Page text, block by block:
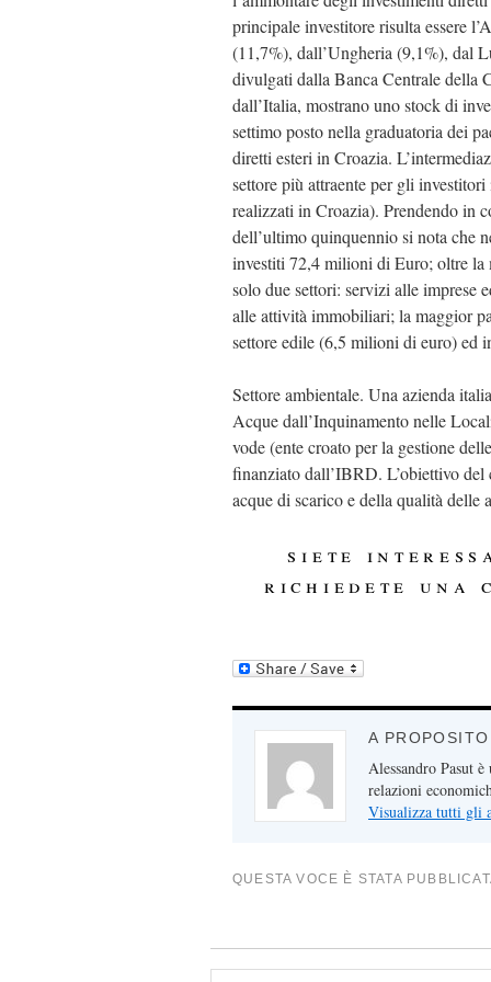
principale investitore risulta essere
(11,7%), dall’Ungheria (9,1%), dal
divulgati dalla Banca Centrale della
dall’Italia, mostrano uno stock di
settimo posto nella graduatoria dei
diretti esteri in Croazia.
settore più attraente per gli
realizzati in Croazia). Prendendo in
dell’ultimo quinquennio si nota che
investiti 72,4 milioni di Euro; oltre la
solo due settori: servizi alle imprese
alle attività immobiliari; la maggior
settore edile (6,5 milioni di euro) ed
Settore ambientale. Una azienda
Acque dall’Inquinamento nelle
vode (ente croato per la gestione
finanziato dall’IBRD. L’obiettivo
acque di scarico e della qualità delle
siete
richiedete una
A
Alessandro Pasut
relazioni
Visualizza tutti gli
QUESTA VOCE È STATA